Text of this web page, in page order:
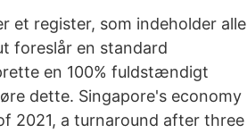
et register, som indeholder alle
foreslår en standard
en 100% fuldstændigt
dette. Singapore's economy
2021, a turnaround after three